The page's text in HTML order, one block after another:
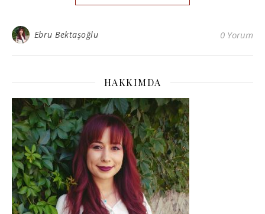
Ebru Bektaşoğlu 0 Yorum
HAKKIMDA